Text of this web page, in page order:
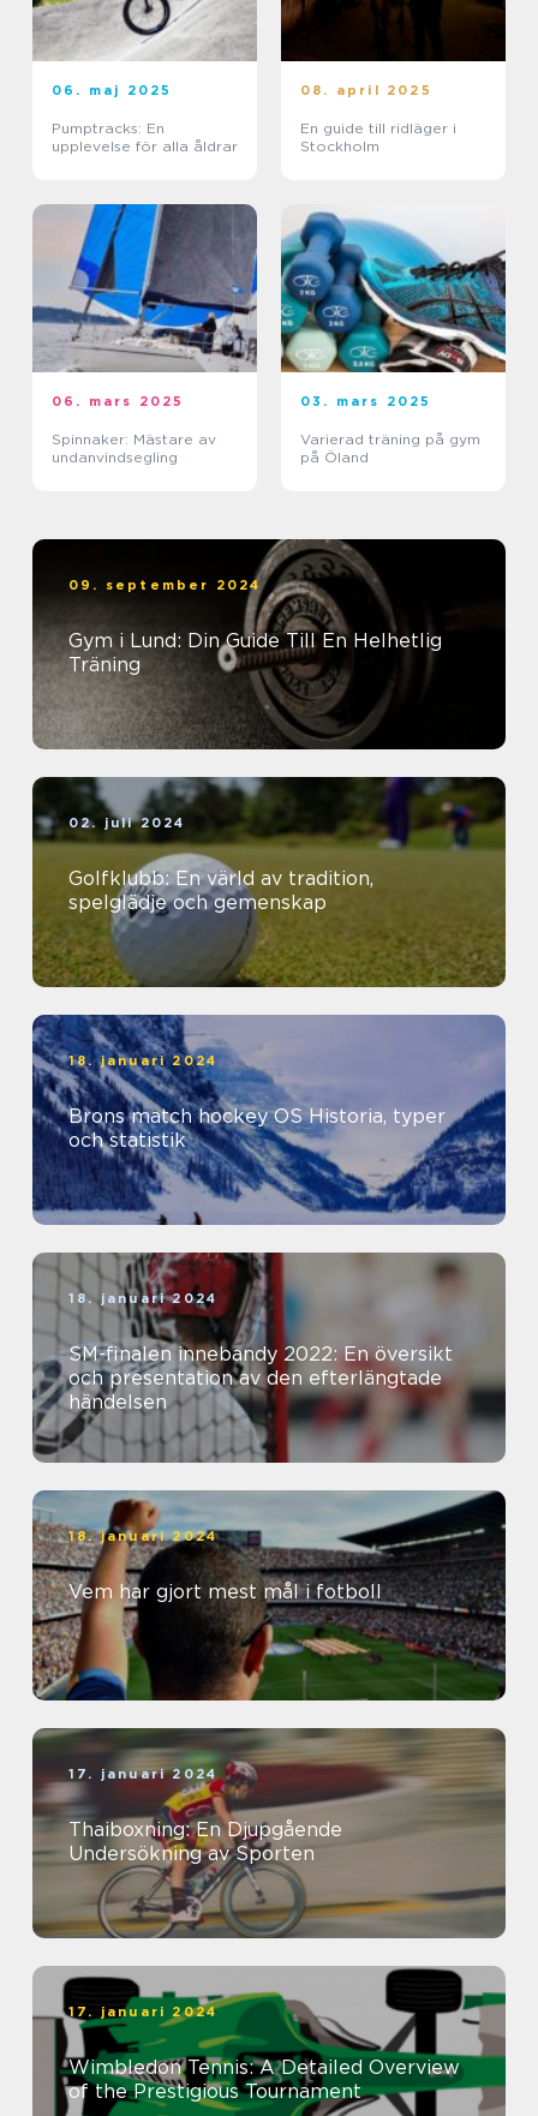
06. maj 2025
Pumptracks: En
upplevelse för alla åldrar
08. april 2025
En guide till ridläger i
Stockholm
06. mars 2025
Spinnaker: Mästare av
undanvindsegling
03. mars 2025
Varierad träning på gym
på Öland
09. september 2024
Gym i Lund: Din Guide Till En Helhetlig
Träning
02. juli 2024
Golfklubb: En värld av tradition,
spelglädje och gemenskap
18. januari 2024
Brons match hockey OS Historia, typer
och statistik
18. januari 2024
SM-finalen innebandy 2022: En översikt
och presentation av den efterlängtade
händelsen
18. januari 2024
Vem har gjort mest mål i fotboll
17. januari 2024
Thaiboxning: En Djupgående
Undersökning av Sporten
17. januari 2024
Wimbledon Tennis: A Detailed Overview
of the Prestigious Tournament